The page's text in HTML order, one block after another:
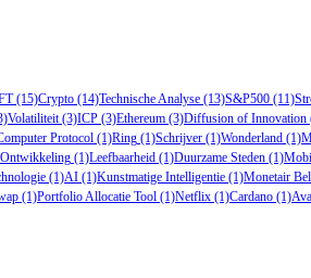
(15)Crypto (14)Technische Analyse (13)S&P500 (11)
Volatiliteit(3)ICP (3)Ethereum (3)Diffusion of Innovation
Protocol (1)Ring (1)Schrijver (1)Wonderland (1)
(1)Leefbaarheid (1)Duurzame Steden (1)
(1)AI (1)Kunstmatige Intelligentie (1)Monetair
(1)Portfolio Allocatie Tool (1)Netflix (1)Cardano (1)